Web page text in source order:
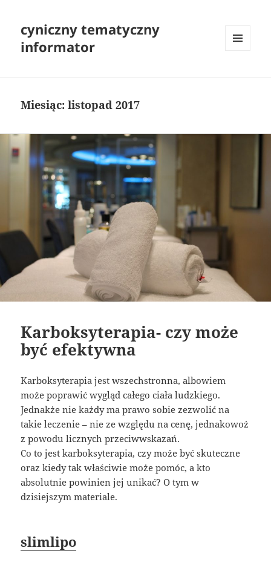
cyniczny tematyczny
informator
Miesiąc:listopad 2017
Karboksyterapia- czy może
być efektywna
Karboksyterapia jest wszechstronna, albowiem
może poprawić wygląd całego ciała ludzkiego.
Jednakże nie każdy ma prawo sobie zezwolić na
takie leczenie – nie ze względu na cenę, jednakowoż
z powodu licznych przeciwwskazań.
Co to jest karboksyterapia, czy może być skuteczne
oraz kiedy tak właściwie może pomóc, a kto
absolutnie powinien jej unikać? O tym w
dzisiejszym materiale.
slimlipo